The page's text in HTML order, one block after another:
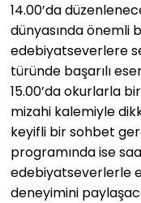
14.00’da
dünyasında önemli
edebiyatseverlere
türünde başarılı
15.00’da okurlarla
mizahi kalemiyle
keyifli bir sohbet
programında ise
edebiyatseverlerle
deneyimini